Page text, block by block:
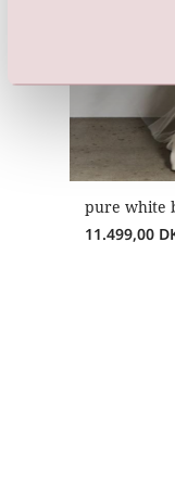
pure white
11.499,00